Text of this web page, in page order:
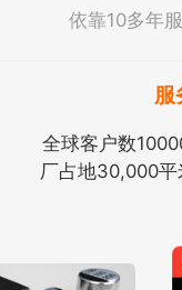
依靠10多年
服
全球客户数
厂占地30,000
解决方案